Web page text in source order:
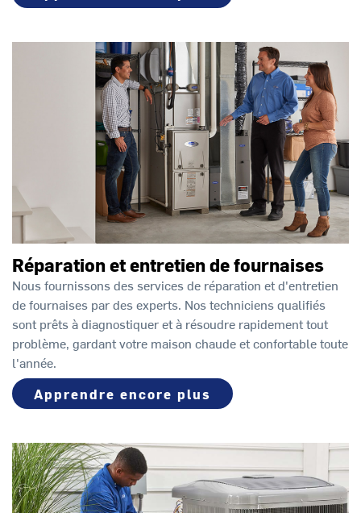
Réparation et entretien de fournaises
Nous fournissons des services de réparation et d'entretien
de fournaises par des experts. Nos techniciens qualifiés
sont prêts à diagnostiquer et à résoudre rapidement tout
problème, gardant votre maison chaude et confortable toute
l'année.
Apprendre encore plus